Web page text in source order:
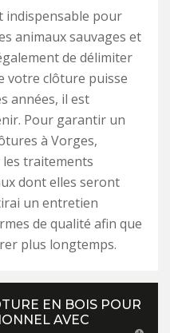
indispensable pour
animaux sauvages et
de délimiter
votre clôture puisse
années, il est
Pour garantir un
à Vorges,
traitements
dont elles seront
un entretien
de qualité afin que
plus longtemps.
EN BOIS POUR
AVEC